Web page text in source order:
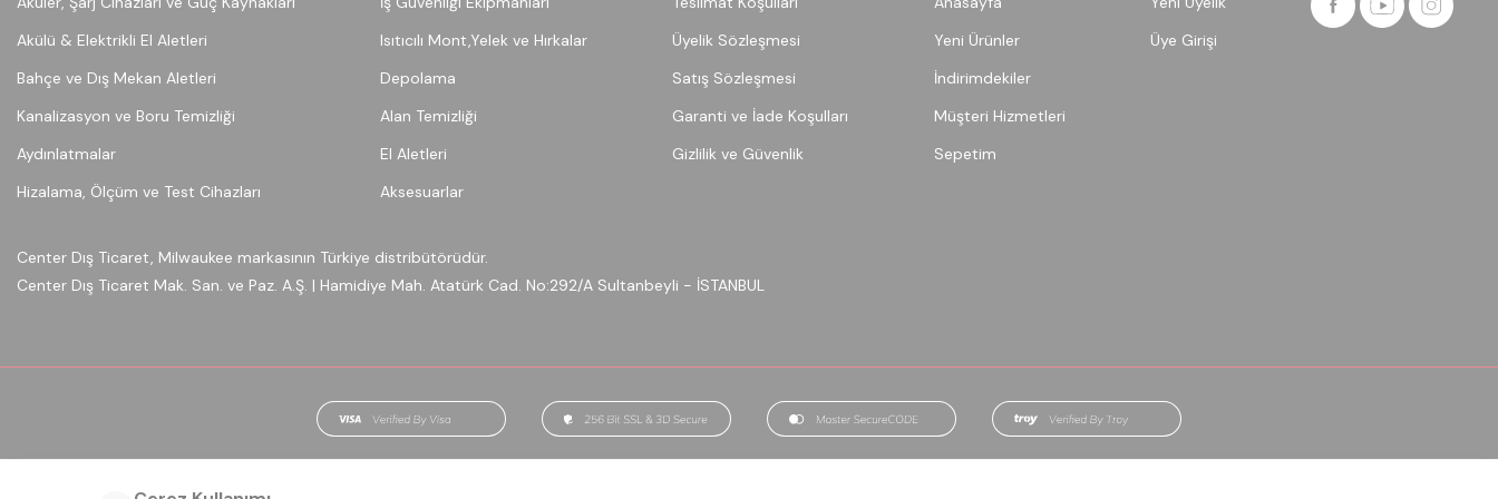
Akülü & Elektrikli El Aletleri
Bahçe ve Dış Mekan Aletleri
Kanalizasyon ve Boru Temizliği
Aydınlatmalar
Hizalama, Ölçüm ve Test Cihazları
Isıtıcılı Mont,Yelek ve Hırkalar
Depolama
Alan Temizliği
El Aletleri
Aksesuarlar
Üyelik Sözleşmesi
Satış Sözleşmesi
Garanti ve İade Koşulları
Gizlilik ve Güvenlik
Yeni Ürünler
İndirimdekiler
Müşteri Hizmetleri
Sepetim
Üye Girişi
Center Dış Ticaret, Milwaukee markasının Türkiye distribütörüdür.
Center Dış Ticaret Mak. San. ve Paz. A.Ş. | Hamidiye Mah. Atatürk Cad. No:292/A Sultanbeyli - İSTANBUL